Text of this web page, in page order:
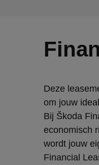
Deze
om jouw
Bij Škoda
economisch
wordt jouw
Financial